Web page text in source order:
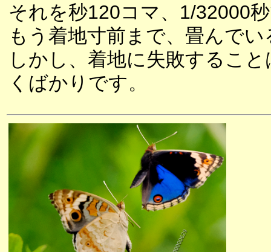
それを秒120コマ、1/32000
もう着地寸前まで、畳んで
しかし、着地に失敗するこ
くばかりです。